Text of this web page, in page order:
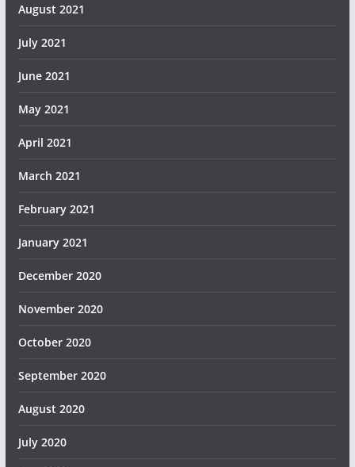
August 2021
July 2021
June 2021
May 2021
April 2021
March 2021
February 2021
January 2021
December 2020
November 2020
October 2020
September 2020
August 2020
July 2020